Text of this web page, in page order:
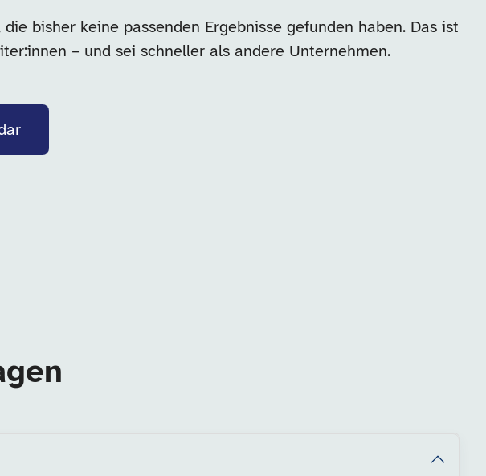
bisher keine passenden Ergebnisse gefunden haben. Das ist
– und sei schneller als andere Unternehmen.